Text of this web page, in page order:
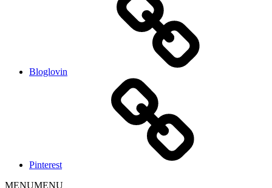
Bloglovin
Pinterest
MENUMENU